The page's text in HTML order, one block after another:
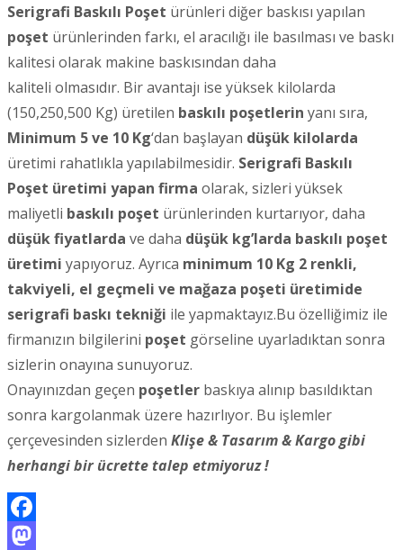
Serigrafi Baskılı Poşet ürünleri diğer baskısı yapılan
poşet ürünlerinden farkı, el aracılığı ile basılması ve baskı
kalitesi olarak makine baskısından daha
kaliteli olmasıdır. Bir avantajı ise yüksek kilolarda
(150,250,500 Kg) üretilen baskılı poşetlerin yanı sıra,
Minimum 5 ve 10 Kg‘dan başlayan düşük kilolarda
üretimi rahatlıkla yapılabilmesidir. Serigrafi Baskılı
Poşet üretimi yapan firma olarak, sizleri yüksek
maliyetli baskılı poşet ürünlerinden kurtarıyor, daha
düşük fiyatlarda ve daha düşük kg’larda baskılı poşet
üretimi yapıyoruz. Ayrıca minimum 10 Kg 2 renkli,
takviyeli, el geçmeli ve mağaza poşeti üretimide
serigrafi baskı tekniği ile yapmaktayız.Bu özelliğimiz ile
firmanızın bilgilerini poşet görseline uyarladıktan sonra
sizlerin onayına sunuyoruz.
Onayınızdan geçen poşetler baskıya alınıp basıldıktan
sonra kargolanmak üzere hazırlıyor. Bu işlemler
çerçevesinden sizlerden Klişe & Tasarım & Kargo gibi
herhangi bir ücrette talep etmiyoruz !
Facebook